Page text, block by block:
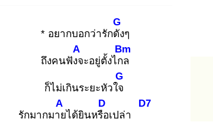
* อยากบอกว่ารักดัง
G
ๆ
ถึงคนฟังจ
A
ะอยู่ตั้งไกล
Bm
ก็ไม่เกินระยะหัวใจ
G
รักมากมาย
A
ได้ยินหรือ
D
เปล่า
D7